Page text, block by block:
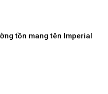
tồn mang tên Imperial